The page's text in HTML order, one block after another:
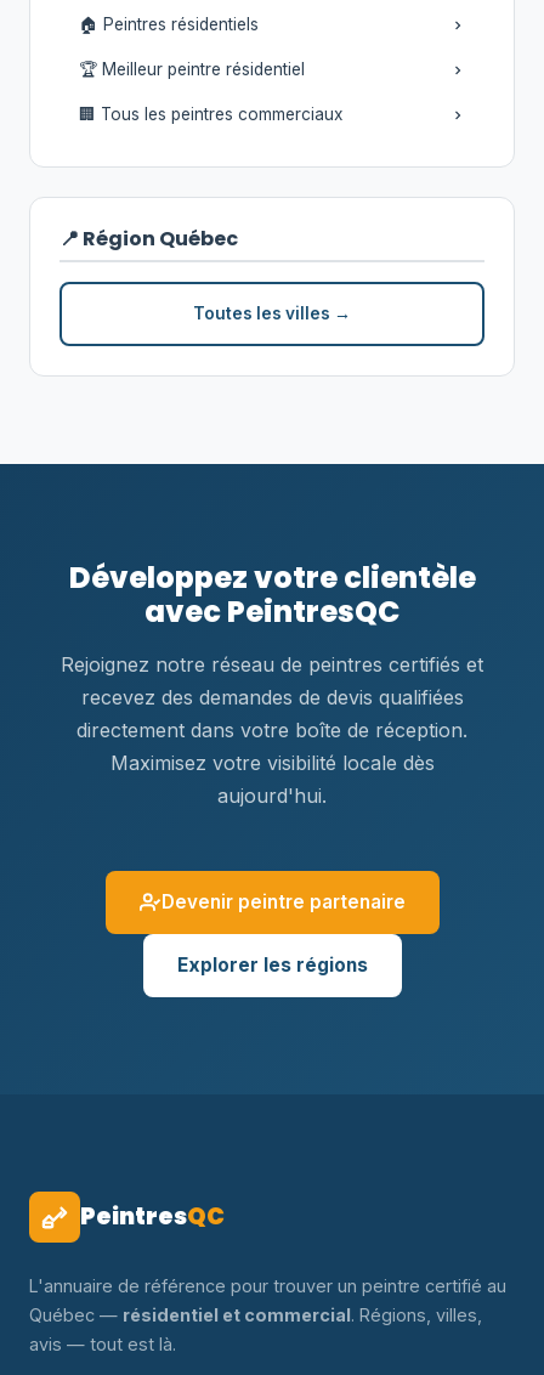
🏠 Peintres résidentiels
🏆 Meilleur peintre résidentiel
🏢 Tous les peintres commerciaux
📍 Région Québec
Toutes les villes →
Développez votre clientèle
avec PeintresQC
Rejoignez notre réseau de peintres certifiés et
recevez des demandes de devis qualifiées
directement dans votre boîte de réception.
Maximisez votre visibilité locale dès
aujourd'hui.
Devenir peintre partenaire
Explorer les régions
PeintresQC
L'annuaire de référence pour trouver un peintre certifié au
Québec — résidentiel et commercial. Régions, villes,
avis — tout est là.